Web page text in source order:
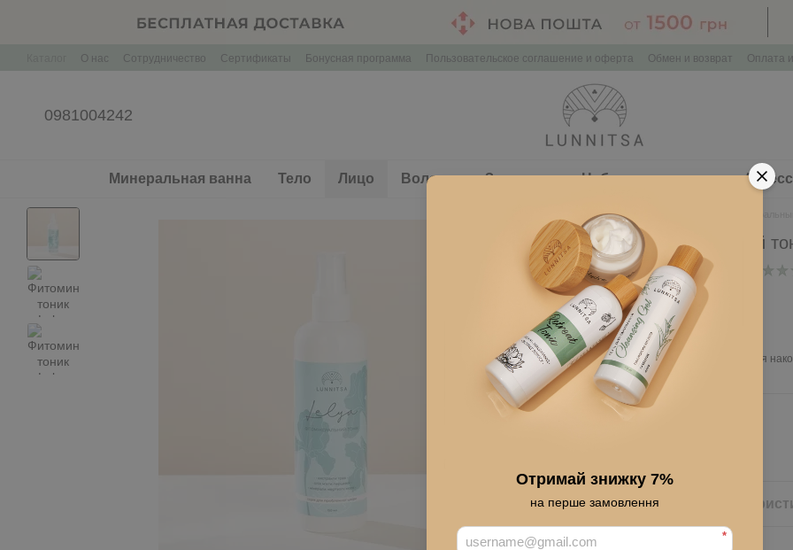
Отримай знижку 7%
на перше замовлення
*
О нас Сотрудничество Сертификаты Бонусная программа Пользовательское соглашение и оферта Обмен и возврат
Оплата
0981004242
Минеральная ванна Тело Лицо Волосы Здоровье Наборы косметики
Главная
Фитоминеральный
В наличии Артикул: L059
380 грн
% Войти для отображения
Описание